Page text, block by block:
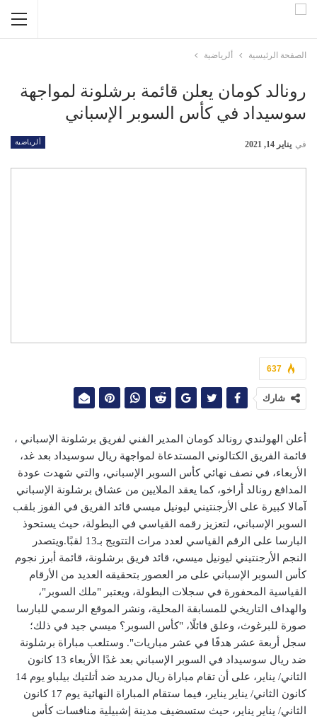
الصفحة الرئيسية ألرياضية
رونالد كومان يعلن قائمة برشلونة لمواجهة
سوسيداد في كأس السوبر الإسباني
ألرياضية في يناير 14, 2021
637
شارك
أعلن الهولندي رونالد كومان المدير الفني لفريق برشلونة الإسباني ،
قائمة الفريق الكتالوني المستدعاة لمواجهة ريال سوسيداد بعد غد،
الأربعاء، في نصف نهائي كأس السوبر الإسباني، والتي شهدت عودة
المدافع رونالد أراخو، كما يعقد الملايين من عشاق برشلونة الإسباني
آمالا كبيرة على الأرجنتيني ليونيل ميسي قائد الفريق في الفوز بلقب
السوبر الإسباني، لتعزيز رقمه القياسي في البطولة، حيث يستحوذ
البارسا على الرقم القياسي لعدد مرات التتويج بـ13 لقبًا.ويتصدر
النجم الأرجنتيني ليونيل ميسي، قائد فريق برشلونة، قائمة أبرز نجوم
كأس السوبر الإسباني على مر العصور بتحقيقه العديد من الأرقام
القياسية المحفورة في سجلات البطولة، ويعتبر "ملك السوبر"،
والهداف التاريخي للمسابقة المحلية، ونشر الموقع الرسمي للبارسا
صورة للبرغوث، وعلق قائلًا، "كأس السوبر؟ ميسي جيد في ذلك؛
سجل أربعة عشر هدفًا في عشر مباريات". وستلعب مباراة برشلونة
ضد ريال سوسيداد في السوبر الإسباني بعد غدًا الأربعاء 13 كانون
الثاني/ يناير، على أن تقام مباراة ريال مدريد ضد أتلتيك بيلباو يوم 14
كانون الثاني/ يناير يناير، فيما ستقام المباراة النهائية يوم 17 كانون
الثاني/ يناير يناير، حيث ستسضيف مدينة إشبيلية منافسات كأس